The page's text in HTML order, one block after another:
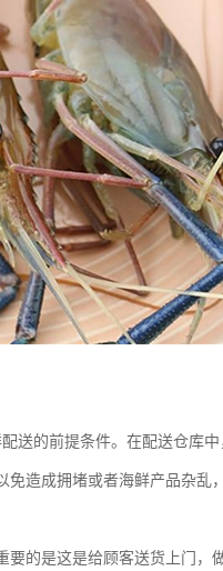
送的前提条件。在配送仓库中
造成拥堵或者海鲜产品杂乱
的是这是给顾客送货上门，